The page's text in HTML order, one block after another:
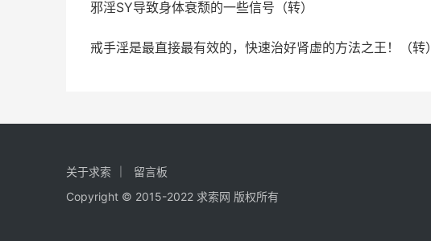
邪淫SY导致身体衰颓的一些信号（转）
戒手淫是最直接最有效的，快速治好肾虚的方法之王！（转）
关于求索
留言板
Copyright © 2015-2022 求索网 版权所有